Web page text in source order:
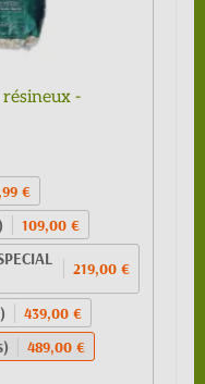
résineux -
€
109,00 €
219,00 €
439,00 €
489,00 €